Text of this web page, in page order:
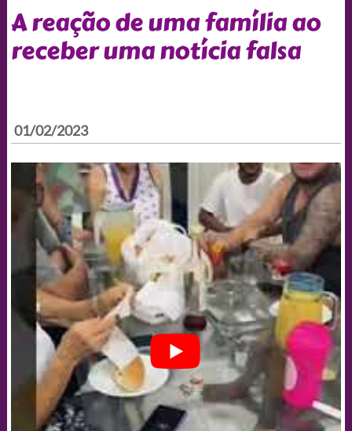
A reação de uma família ao
receber uma notícia falsa
01/02/2023